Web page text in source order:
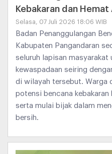
Kebakaran dan
Selasa, 07 Juli 2026 18:06 WIB
Badan Penanggulangan
Kabupaten Pangandaran
seluruh lapisan masyarakat
kewaspadaan seiring
di wilayah tersebut. Warga
potensi bencana kebakaran
serta mulai bijak dalam
bersih.